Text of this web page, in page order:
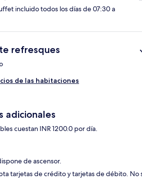
incluido todos los días de 07:30 a
refresques
de las habitaciones
adicionales
cuestan INR 1200.0 por día.
de ascensor.
tarjetas de crédito y tarjetas de débito. No